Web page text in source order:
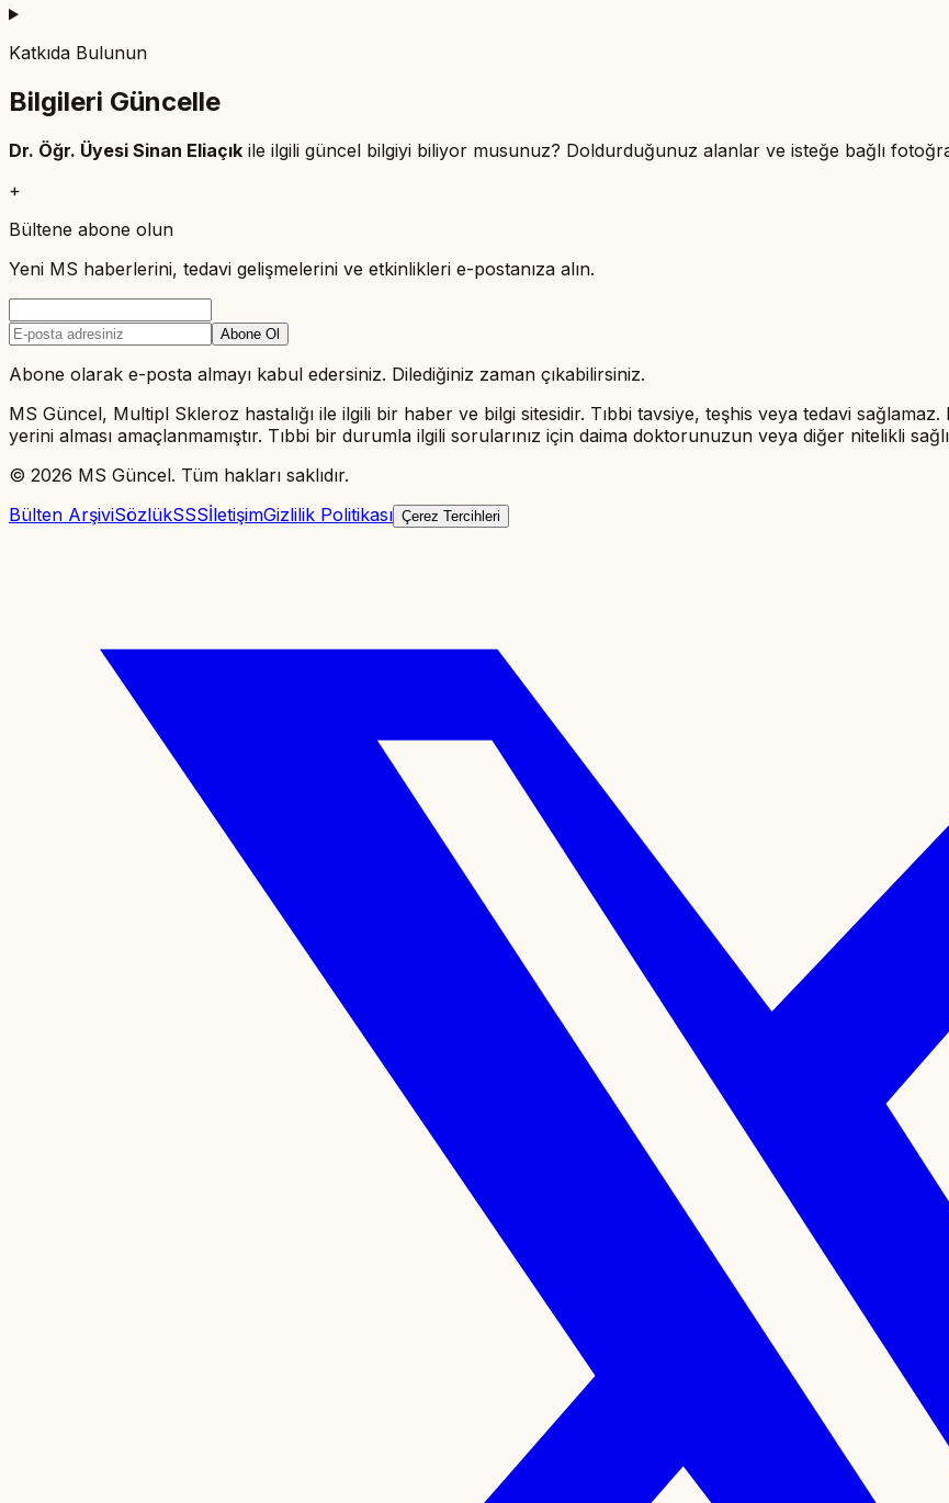
Katkıda Bulunun
Bilgileri Güncelle
Dr. Öğr. Üyesi Sinan Eliaçık ile ilgili güncel bilgiyi biliyor musunuz? Doldurduğunuz alanlar ve isteğe bağlı
+
Bültene abone olun
Yeni MS haberlerini, tedavi gelişmelerini ve etkinlikleri e-postanıza alın.
Abone Ol
Abone olarak e-posta almayı kabul edersiniz. Dilediğiniz zaman çıkabilirsiniz.
MS Güncel, Multipl Skleroz hastalığı ile ilgili bir haber ve bilgi sitesidir. Tıbbi tavsiye, teşhis veya tedavi
yerini alması amaçlanmamıştır. Tıbbi bir durumla ilgili sorularınız için daima doktorunuzun veya diğer nitelikli
© 2026 MS Güncel. Tüm hakları saklıdır.
Bülten ArşiviSözlükSSSİletişimGizlilik Politikası Çerez Tercihleri